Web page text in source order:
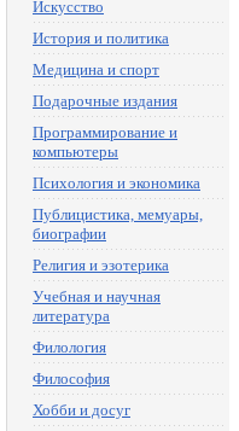
Искусство
История и политика
Медицина и спорт
Подарочные издания
Программирование и
компьютеры
Психология и экономика
Публицистика, мемуары,
биографии
Религия и эзотерика
Учебная и научная
литература
Филология
Философия
Хобби и досуг